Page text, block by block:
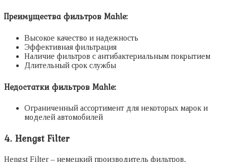
Преимущества фильтров Mahle:
Высокое качество и надежность
Эффективная фильтрация
Наличие фильтров с антибактериальным покрытием
Длительный срок службы
Недостатки фильтров Mahle:
Ограниченный ассортимент для некоторых марок и
моделей автомобилей
4. Hengst Filter
Hengst Filter – немецкий производитель фильтров,